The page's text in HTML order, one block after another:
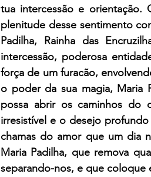
tua intercessão e orientação.
plenitude desse sentimento
Padilha, Rainha das
intercessão, poderosa
força de um furacão,
o poder da sua magia, Maria
possa abrir os caminhos do
irresistível e o desejo
chamas do amor que um dia
Maria Padilha, que remova
separando-nos, e que coloque